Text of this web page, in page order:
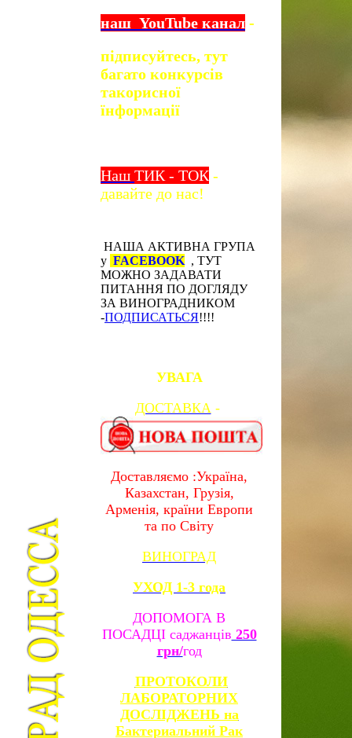
наш YouTube канал -
підписуйтесь, тут
багато конкурсів
такорисної
їнформації
Наш ТИК - ТОК -
давайте до нас!
НАША АКТИВНА ГРУПА
у FACEBOOK, ТУТ
МОЖНО ЗАДАВАТИ
ПИТАННЯ ПО ДОГЛЯДУ
ЗА ВИНОГРАДНИКОМ
-ПОДПИСАТЬСЯ!!!!
УВАГА
ДОСТАВКА-
Доставляємо :Україна,
Казахстан, Грузія,
Арменія, країни Европи
та по Світу
ВИНОГРАД
УХОД 1-3 года
ДОПОМОГА В
ПОСАДЦІ саджанців 250
грн/год
ПРОТОКОЛИ
ЛАБОРАТОРНИХ
ДОСЛІДЖЕНЬ на
Бактериальний Рак